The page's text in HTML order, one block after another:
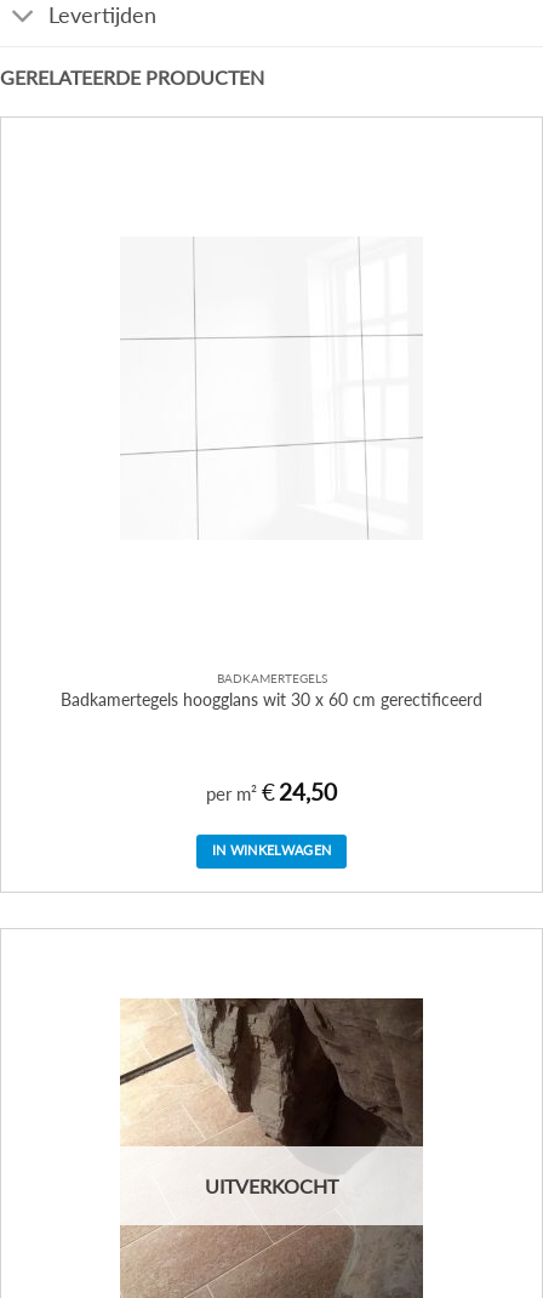
Levertijden
GERELATEERDE PRODUCTEN
BADKAMERTEGELS
Badkamertegels hoogglans wit 30 x 60 cm gerectificeerd
per m² €24,50
IN WINKELWAGEN
UITVERKOCHT